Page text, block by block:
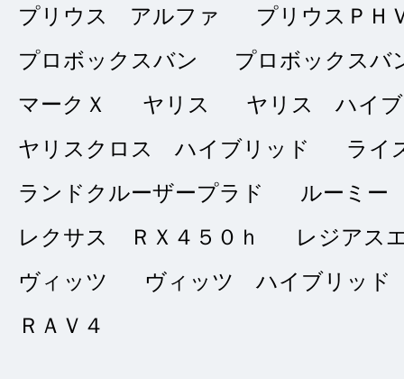
★★★★★
5点
総合評価
2023/01/18
クララ
販売店の評価
接客：
｜ 雰囲
プリウス アルファ
プリウスＰＨ
プロボックスバン
プロボックス
マークＸ
ヤリス
ヤリス ハイ
ヤリスクロス ハイブリッド
ライ
ランドクルーザープラド
ルーミー
レクサス ＲＸ４５０ｈ
レジアス
ヴィッツ
ヴィッツ ハイブリッド
ＲＡＶ４